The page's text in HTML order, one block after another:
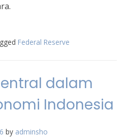
Federal Reserve
dalam
Indonesia
by adminsho